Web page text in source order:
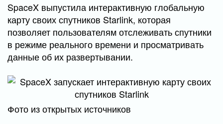
SpaceX выпустила интерактивную глобальную
карту своих спутников Starlink, которая
позволяет пользователям отслеживать спутники
в режиме реального времени и просматривать
данные об их развертывании.
Фото из открытых источников